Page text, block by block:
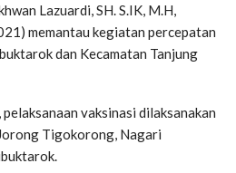
Lazuardi, SH. S.IK, M.H,
memantau kegiatan percepatan
dan Kecamatan Tanjung
vaksinasi dilaksanakan
Tigokorong, Nagari